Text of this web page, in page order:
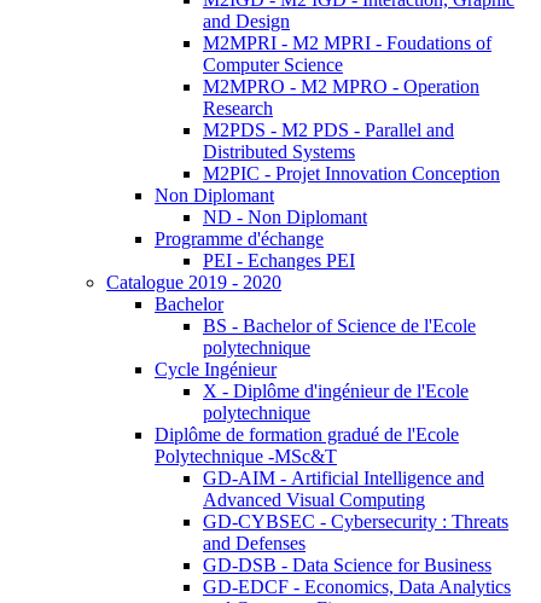
and Design
M2MPRI - M2 MPRI - Foudations of
Computer Science
M2MPRO - M2 MPRO - Operation
Research
M2PDS - M2 PDS - Parallel and
Distributed Systems
M2PIC - Projet Innovation Conception
Non Diplomant
ND - Non Diplomant
Programme d'échange
PEI - Echanges PEI
Catalogue 2019 - 2020
Bachelor
BS - Bachelor of Science de l'Ecole
polytechnique
Cycle Ingénieur
X - Diplôme d'ingénieur de l'Ecole
polytechnique
Diplôme de formation gradué de l'Ecole
Polytechnique -MSc&T
GD-AIM - Artificial Intelligence and
Advanced Visual Computing
GD-CYBSEC - Cybersecurity : Threats
and Defenses
GD-DSB - Data Science for Business
GD-EDCF - Economics, Data Analytics